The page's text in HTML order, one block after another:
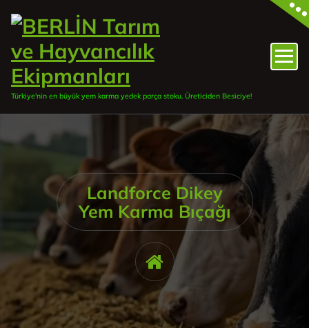
Türkiye'nin en büyük yem karma yedek parça stoku. Üreticiden Besiciye!
Landforce Dikey
Yem Karma Bıçağı